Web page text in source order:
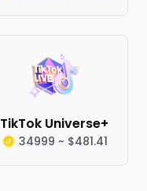
TikTok Universe+
34999 ~ $481.41